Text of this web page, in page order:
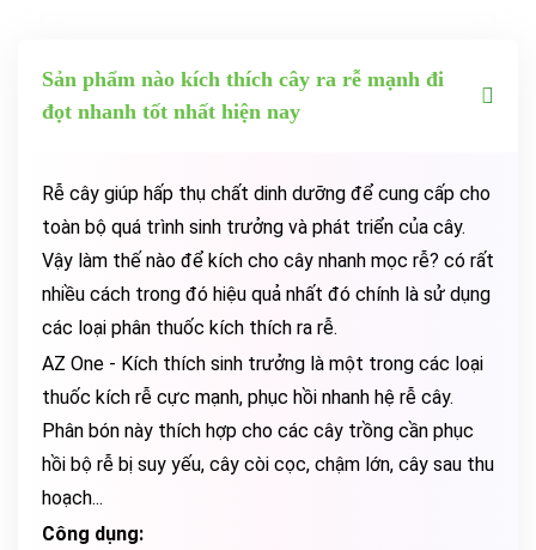
Sản phẩm nào kích thích cây ra rễ mạnh đi
đọt nhanh tốt nhất hiện nay
Rễ cây giúp hấp thụ chất dinh dưỡng để cung cấp cho
toàn bộ quá trình sinh trưởng và phát triển của cây.
Vậy làm thế nào để kích cho cây nhanh mọc rễ? có rất
nhiều cách trong đó hiệu quả nhất đó chính là sử dụng
các loại phân thuốc kích thích ra rễ.
AZ One - Kích thích sinh trưởng là một trong các loại
thuốc kích rễ cực mạnh, phục hồi nhanh hệ rễ cây.
Phân bón này thích hợp cho các cây trồng cần phục
hồi bộ rễ bị suy yếu, cây còi cọc, chậm lớn, cây sau thu
hoạch...
Công dụng: